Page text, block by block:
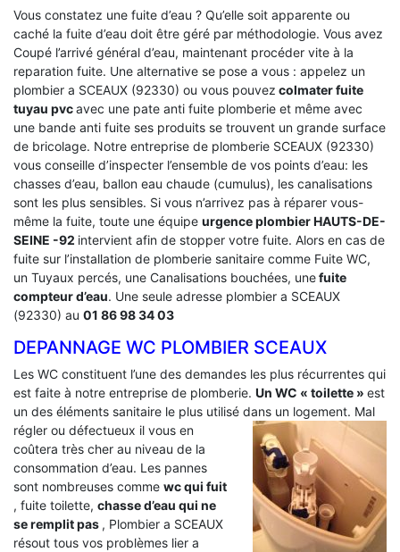
Vous constatez une fuite d’eau ? Qu’elle soit apparente ou
caché la fuite d’eau doit être géré par méthodologie. Vous avez
Coupé l’arrivé général d’eau, maintenant procéder vite à la
reparation fuite. Une alternative se pose a vous : appelez un
plombier a SCEAUX (92330) ou vous pouvez colmater fuite
tuyau pvcavec une pate anti fuite plomberie et même avec
une bande anti fuite ses produits se trouvent un grande surface
de bricolage. Notre entreprise de plomberie SCEAUX (92330)
vous conseille d’inspecter l’ensemble de vos points d’eau: les
chasses d’eau, ballon eau chaude (cumulus), les canalisations
sont les plus sensibles. Si vous n’arrivez pas à réparer vous-
même la fuite, toute une équipe urgence plombier HAUTS-DE-
SEINE -92 intervient afin de stopper votre fuite. Alors en cas de
fuite sur l’installation de plomberie sanitaire comme Fuite WC,
un Tuyaux percés, une Canalisations bouchées, unefuite
compteur d’eau. Une seule adresse plombier a SCEAUX
(92330) au 01 86 98 34 03
DEPANNAGE WC PLOMBIER SCEAUX
Les WC constituent l’une des demandes les plus récurrentes qui
est faite à notre entreprise de plomberie. Un WC « toilette » est
un des éléments sanitaire le plus utilisé dans un logement. Mal
régler ou défectueux il vous en
coûtera très cher au niveau de la
consommation d’eau. Les pannes
sont nombreuses comme wc qui fuit
, fuite toilette, chasse d’eau qui ne
se remplit pas , Plombier a SCEAUX
résout tous vos problèmes lier a